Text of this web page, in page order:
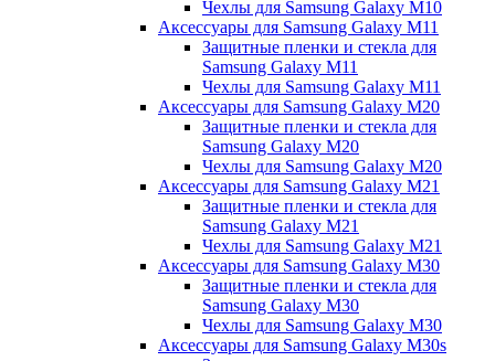
Чехлы для Samsung Galaxy M10
Аксессуары для Samsung Galaxy M11
Защитные пленки и стекла для
Samsung Galaxy M11
Чехлы для Samsung Galaxy M11
Аксессуары для Samsung Galaxy M20
Защитные пленки и стекла для
Samsung Galaxy M20
Чехлы для Samsung Galaxy M20
Аксессуары для Samsung Galaxy M21
Защитные пленки и стекла для
Samsung Galaxy M21
Чехлы для Samsung Galaxy M21
Аксессуары для Samsung Galaxy M30
Защитные пленки и стекла для
Samsung Galaxy M30
Чехлы для Samsung Galaxy M30
Аксессуары для Samsung Galaxy M30s